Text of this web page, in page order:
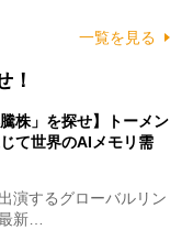
一覧を見る
！
株」を探せ】トーメン
て世界のAIメモリ需
演するグローバルリン
新…